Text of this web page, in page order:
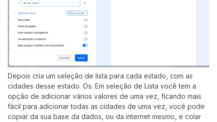
Depois cria um seleção de lista para cada estado, com as
cidades desse estado. Os: Em seleção de Lista você tem a
opção de adicionar vários valores de uma vez, ficando mais
fácil para adicionar todas as cidades de uma vez, você pode
copiar da sua base da dados, ou da internet mesmo, e colar